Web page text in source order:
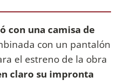
con una camisa de
con un pantalón
el estreno de la obra
claro su impronta